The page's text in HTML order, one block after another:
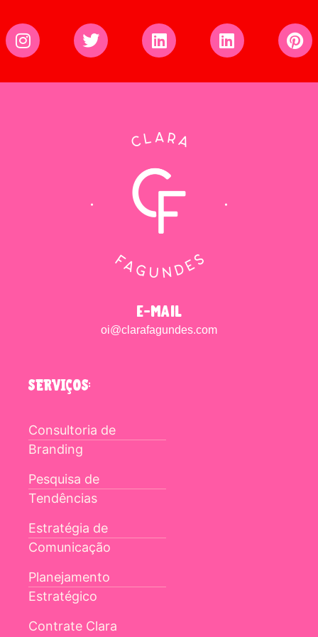
e-mail
oi@clarafagundes.com
SERVIÇOS:
Consultoria de
Branding
Pesquisa de
Tendências
Estratégia de
Comunicação
Planejamento
Estratégico
Contrate Clara